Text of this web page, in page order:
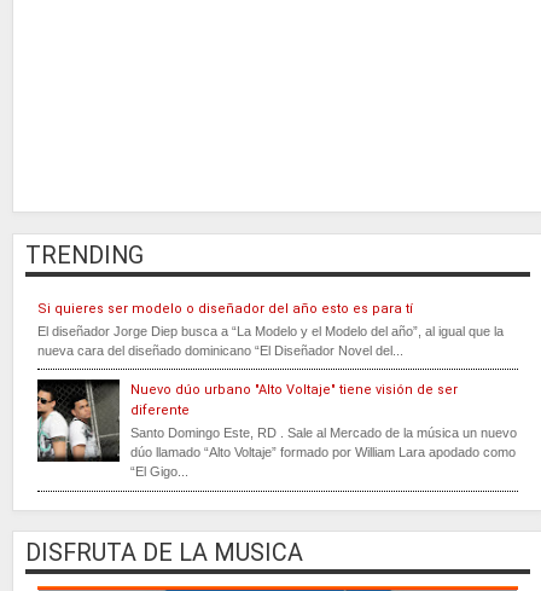
TRENDING
Si quieres ser modelo o diseñador del año esto es para tí
El diseñador Jorge Diep busca a “La Modelo y el Modelo del año”, al igual que la
nueva cara del diseñado dominicano “El Diseñador Novel del...
Nuevo dúo urbano "Alto Voltaje" tiene visión de ser
diferente
Santo Domingo Este, RD . Sale al Mercado de la música un nuevo
dúo llamado “Alto Voltaje” formado por William Lara apodado como
“El Gigo...
DISFRUTA DE LA MUSICA